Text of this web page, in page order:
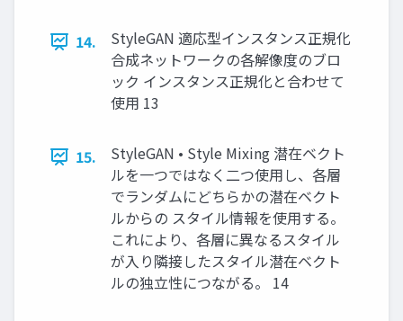
14.
StyleGAN 適応型インスタンス正規化
合成ネットワークの各解像度のブロ
ック インスタンス正規化と合わせて
使用 13
15.
StyleGAN • Style Mixing 潜在ベクト
ルを一つではなく二つ使用し、各層
でランダムにどちらかの潜在ベクト
ルからの スタイル情報を使用する。
これにより、各層に異なるスタイル
が入り隣接したスタイル潜在ベクト
ルの独立性につながる。 14